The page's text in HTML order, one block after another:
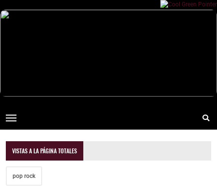
VISTAS A LA PÁGINA TOTALES
pop rock